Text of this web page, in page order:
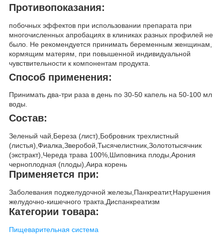
Противопоказания:
побочных эффектов при использовании препарата при
многочисленных апробациях в клиниках разных профилей не
было. Не рекомендуется принимать беременным женщинам,
кормящим матерям, при повышенной индивидуальной
чувствительности к компонентам продукта.
Способ применения:
Принимать два-три раза в день по 30-50 капель на 50-100 мл
воды.
Состав:
Зеленый чай,Береза (лист),Бобровник трехлистный
(листья),Фиалка,Зверобой,Тысячелистник,Золототысячник
(экстракт),Череда трава 100%,Шиповника плоды,Арония
черноплодная (плоды),Аира корень
Применяется при:
Заболевания поджелудочной железы,Панкреатит,Нарушения
желудочно-кишечного тракта,Диспанкреатизм
Категории товара:
Пищеварительная система